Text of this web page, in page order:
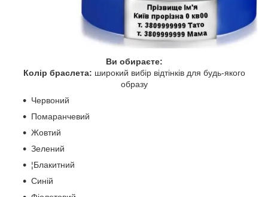
Ви обираєте:
Колір браслета: широкий вибір відтінків для будь-якого
образу
Червоний
Помаранчевий
Жовтий
Зелений
¦Блакитний
Синій